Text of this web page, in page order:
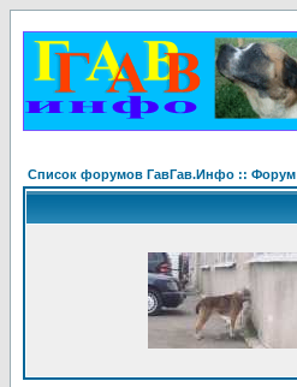
Список форумов ГавГав.Инфо :: Форум